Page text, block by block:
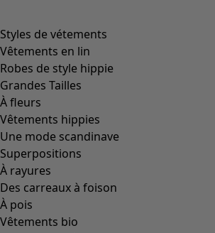
Styles de vétements
Vêtements en lin
Robes de style hippie
Grandes Tailles
À fleurs
Vêtements hippies
Une mode scandinave
Superpositions
À rayures
Des carreaux à foison
À pois
Vêtements bio